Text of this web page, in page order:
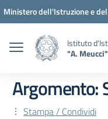
Vai ai contenuti
Vai al menu di navigazione
Vai al footer
Ministero dell'Istruzione e
Istituto
"A. Meucci"
Argomento:
Stampa / Condividi